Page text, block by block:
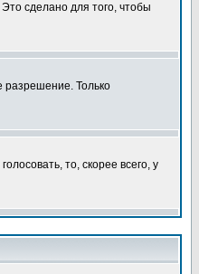
сделано для того, чтобы
разрешение. Только
то, скорее всего, у